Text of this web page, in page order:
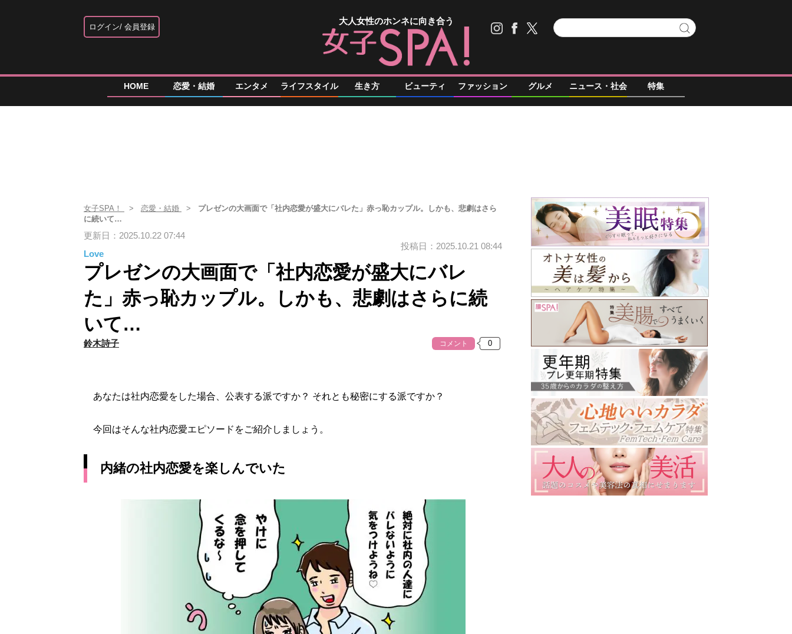
ログイン 会員登録
大人女性のホンネに向き合う
HOME 恋愛・結婚 エンタメ ライフスタイル 生き方 ビューティ ファッション グルメ ニュース・社会 特集
女子SPA！ 恋愛・結婚
プレゼンの大画面で「社内恋愛が盛大にバレた」赤っ恥カップル。しかも、悲劇はさら
に続いて…
更新日：2025.10.22 07:44
Love
投稿日：2025.10.21 08:44
プレゼンの大画面で「社内恋愛が盛大にバレ
た」赤っ恥カップル。しかも、悲劇はさらに続
いて…
鈴木詩子 コメント
あなたは社内恋愛をした場合、公表する派ですか？ それとも秘密にする派ですか？
今回はそんな社内恋愛エピソードをご紹介しましょう。
内緒の社内恋愛を楽しんでいた